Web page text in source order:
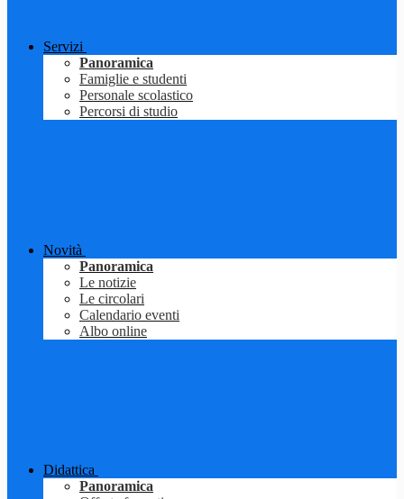
Servizi
Panoramica
Famiglie e studenti
Personale scolastico
Percorsi di studio
Novità
Panoramica
Le notizie
Le circolari
Calendario eventi
Albo online
Didattica
Panoramica